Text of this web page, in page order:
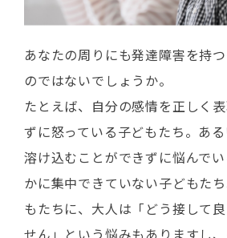
あなたの周りにも発達障害を持
のではないでしょうか。
たとえば、自分の感情を正しく
ずに怒っている子どもたち。あ
溶け込むことができずに悩んで
かに集中できていない子どもた
もたちに、大人は「どう接して
せん」という悩みもありますし